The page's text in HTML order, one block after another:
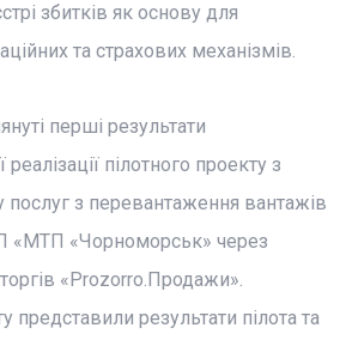
збитків як основу для
та страхових механізмів.
перші результати
пілотного проекту з
з перевантаження вантажів
«МТП «Чорноморськ» через
«Prozorro.Продажи».
представили результати пілота та